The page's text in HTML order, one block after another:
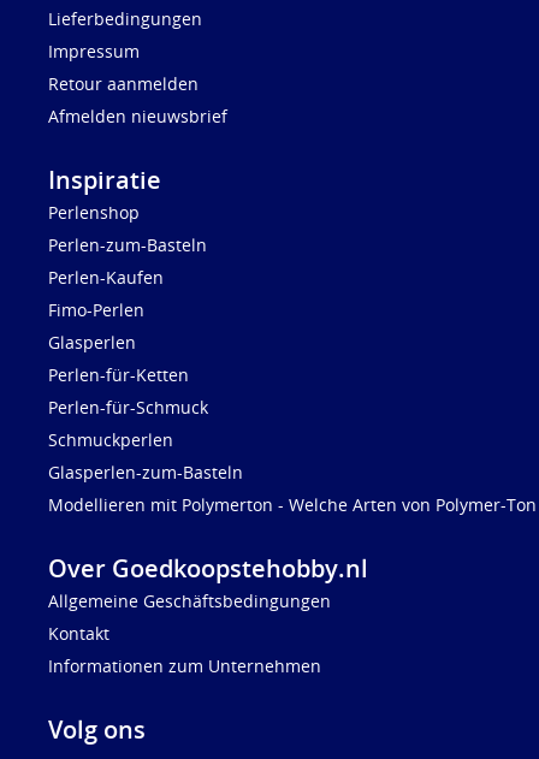
Lieferbedingungen
Impressum
Retour aanmelden
Afmelden nieuwsbrief
Inspiratie
Perlenshop
Perlen-zum-Basteln
Perlen-Kaufen
Fimo-Perlen
Glasperlen
Perlen-für-Ketten
Perlen-für-Schmuck
Schmuckperlen
Glasperlen-zum-Basteln
Modellieren mit Polymerton - Welche Arten von Polymer-
Over Goedkoopstehobby.nl
Allgemeine Geschäftsbedingungen
Kontakt
Informationen zum Unternehmen
Volg ons